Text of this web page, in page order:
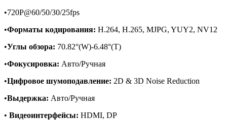
•720P@60/50/30/25fps
•Форматы кодирования: H.264, H.265, MJPG, YUY2, NV12
•Углы обзора: 70.82°(W)-6.48°(T)
•Фокусировка: Авто/Ручная
•Цифровое шумоподавление: 2D & 3D Noise Reduction
•Выдержка: Авто/Ручная
• Видеоинтерфейсы: HDMI, DP